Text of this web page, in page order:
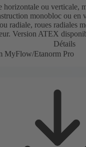
horizontale ou verticale,
monobloc ou en
radiale, roues radiales
Version ATEX
Détails
MyFlow/Etanorm Pro